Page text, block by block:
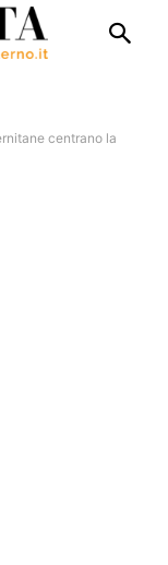
centrano la